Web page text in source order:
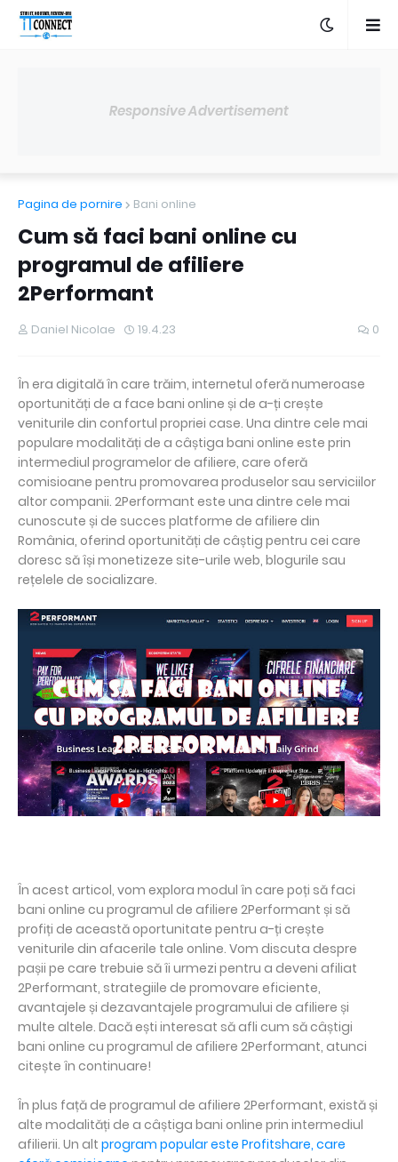
Responsive Advertisement
Pagina de pornire Bani online
Cum să faci bani online cu
programul de afiliere
2Performant
Daniel Nicolae 19.4.23 0
În era digitală în care trăim, internetul oferă numeroase
oportunități de a face bani online și de a-ți crește
veniturile din confortul propriei case. Una dintre cele mai
populare modalități de a câștiga bani online este prin
intermediul programelor de afiliere, care oferă
comisioane pentru promovarea produselor sau serviciilor
altor companii. 2Performant este una dintre cele mai
cunoscute și de succes platforme de afiliere din
România, oferind oportunități de câștig pentru cei care
doresc să își monetizeze site-urile web, blogurile sau
rețelele de socializare.
În acest articol, vom explora modul în care poți să faci
bani online cu programul de afiliere 2Performant și să
profiți de această oportunitate pentru a-ți crește
veniturile din afacerile tale online. Vom discuta despre
pașii pe care trebuie să îi urmezi pentru a deveni afiliat
2Performant, strategiile de promovare eficiente,
avantajele și dezavantajele programului de afiliere și
multe altele. Dacă ești interesat să afli cum să câștigi
bani online cu programul de afiliere 2Performant, atunci
citește în continuare!
În plus față de programul de afiliere 2Performant, există și
alte modalități de a câștiga bani online prin intermediul
afilierii. Un alt program popular este Profitshare, care